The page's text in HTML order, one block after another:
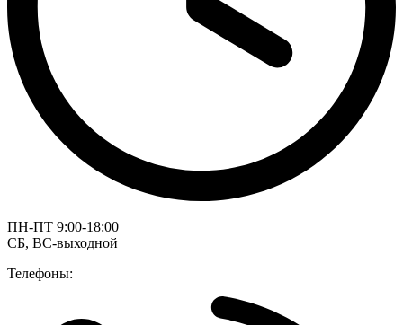
ПН-ПТ 9:00-18:00
СБ, ВС-выходной
Телефоны: